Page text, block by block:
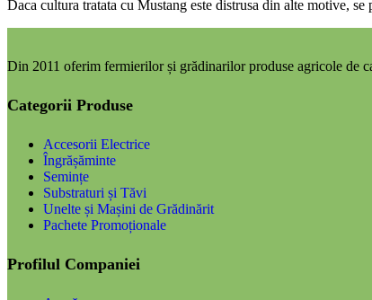
Daca cultura tratata cu Mustang este distrusa din alte motive,
Din 2011 oferim fermierilor și grădinarilor produse agricole de
Categorii Produse
Accesorii Electrice
Îngrășăminte
Semințe
Substraturi și Tăvi
Unelte și Mașini de Grădinărit
Pachete Promoționale
Profilul Companiei